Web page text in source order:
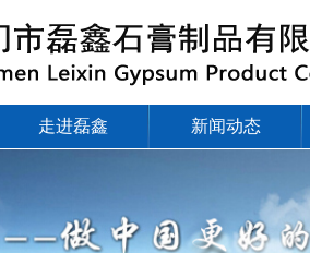
走进磊鑫 新闻动态